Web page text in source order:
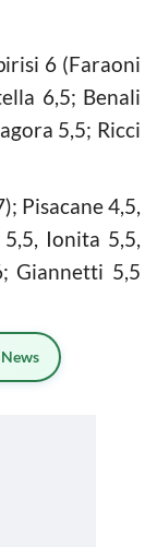
6 (Faraoni
6,5; Benali
5,5; Ricci
Pisacane 4,5,
Ionita 5,5,
Giannetti 5,5
News